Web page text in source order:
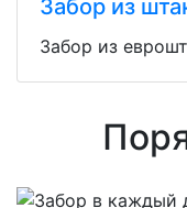
Забор из
Забор из